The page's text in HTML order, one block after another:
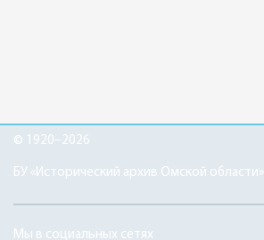
© 1920–2026
БУ «Исторический архив Омской области»
Мы в социальных сетях